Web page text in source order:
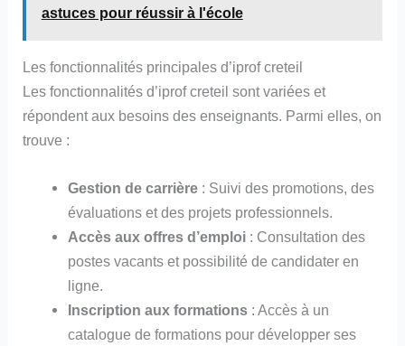
astuces pour réussir à l'école
Les fonctionnalités principales d’iprof creteil
Les fonctionnalités d’iprof creteil sont variées et
répondent aux besoins des enseignants. Parmi elles, on
trouve :
Gestion de carrière: Suivi des promotions, des
évaluations et des projets professionnels.
Accès aux offres d’emploi: Consultation des
postes vacants et possibilité de candidater en
ligne.
Inscription aux formations: Accès à un
catalogue de formations pour développer ses